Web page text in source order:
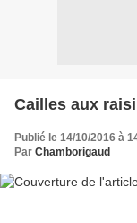
Cailles aux
Publié le 14/10/2016 à
Par Chamborigaud